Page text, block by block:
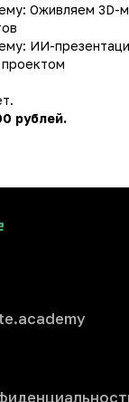
Оживляем 3D-
ИИ-
рублей.